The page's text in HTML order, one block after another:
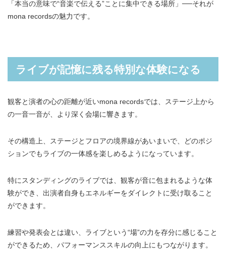
「本当の意味で“音楽で伝える”ことに集中できる場所」──それが
mona recordsの魅力です。
ライブが記憶に残る特別な体験になる
観客と演者の心の距離が近いmona recordsでは、ステージ上から
の一音一音が、より深く会場に響きます。
その構造上、ステージとフロアの境界線があいまいで、どのポジ
ションでもライブの一体感を楽しめるようになっています。
特にスタンディングのライブでは、観客が音に包まれるような体
験ができ、出演者自身もエネルギーをダイレクトに受け取ること
ができます。
練習や発表会とは違い、ライブという“場”の力を存分に感じること
ができるため、パフォーマンススキルの向上にもつながります。